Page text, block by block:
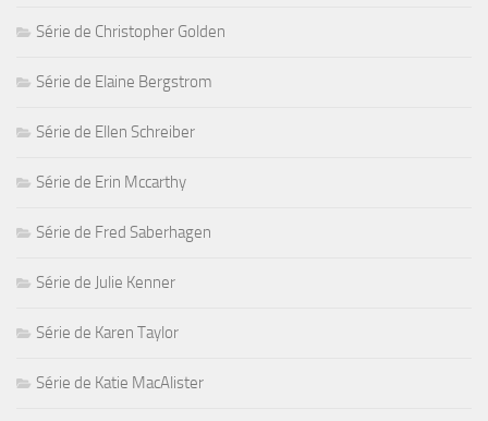
Série de Christopher Golden
Série de Elaine Bergstrom
Série de Ellen Schreiber
Série de Erin Mccarthy
Série de Fred Saberhagen
Série de Julie Kenner
Série de Karen Taylor
Série de Katie MacAlister